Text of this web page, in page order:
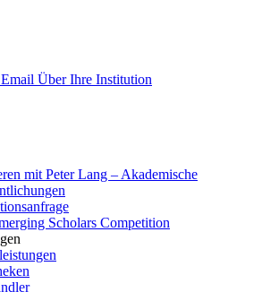
Über Ihre Institution
mit Peter Lang – Akademische
Scholars Competition